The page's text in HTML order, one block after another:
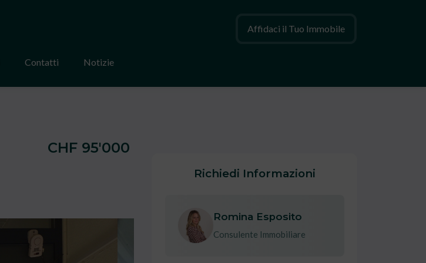
Contatti Notizie
Affidaci il Tuo Immobile
CHF 95'000
Richiedi Informazioni
Romina Esposito
Consulente Immobiliare